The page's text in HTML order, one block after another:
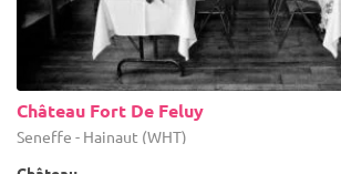
Château Fort De Feluy
Seneffe - Hainaut (WHT)